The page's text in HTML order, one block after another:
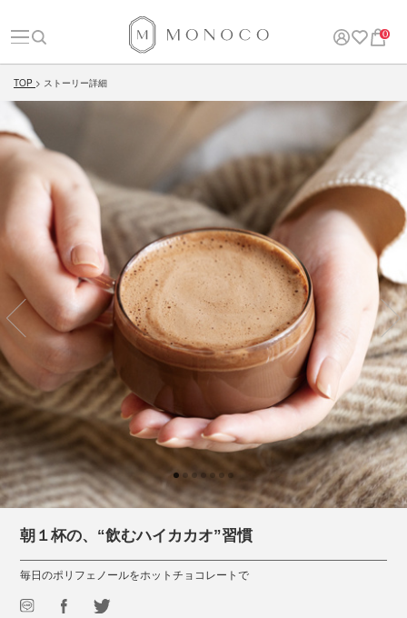
0
TOP ストーリー詳細
朝１杯の、“飲むハイカカオ”習慣
毎日のポリフェノールをホットチョコレートで